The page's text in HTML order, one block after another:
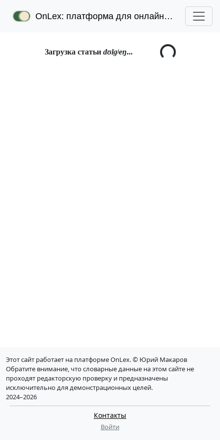
OnLex: платформа для онлайн-лексикографии
Загрузка статьи dʊlgʲeŋ...
Этот сайт работает на платформе OnLex. © Юрий Макаров
Обратите внимание, что словарные данные на этом сайте не
проходят редакторскую проверку и предназначены
исключительно для демонстрационных целей.
2024–2026
Контакты
Войти